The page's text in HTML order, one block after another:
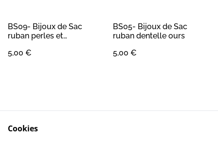
BS09- Bijoux de Sac
ruban perles et
5,00 €
BS05- Bijoux de Sac
ruban dentelle ours
5,00 €
Cookies